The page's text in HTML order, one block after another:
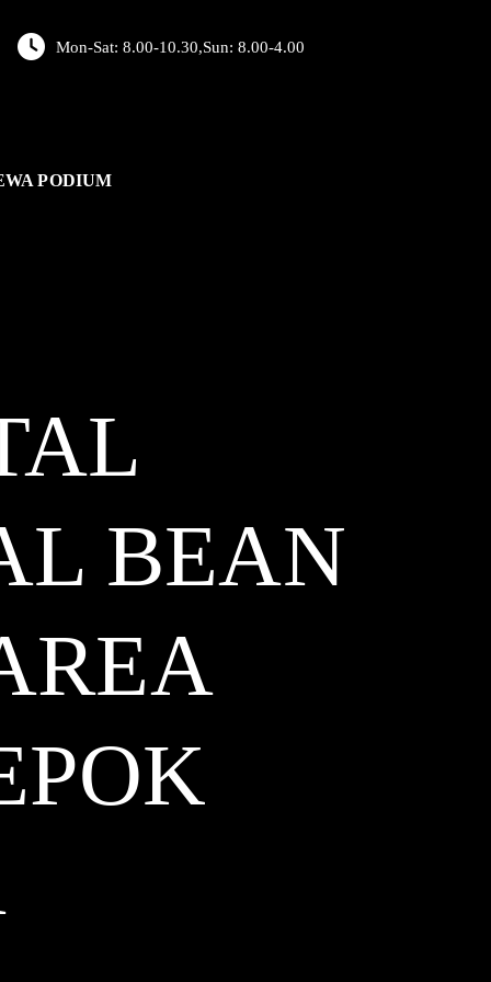
Mon-Sat: 8.00-10.30,Sun: 8.00-4.00
PODIUM
BEAN